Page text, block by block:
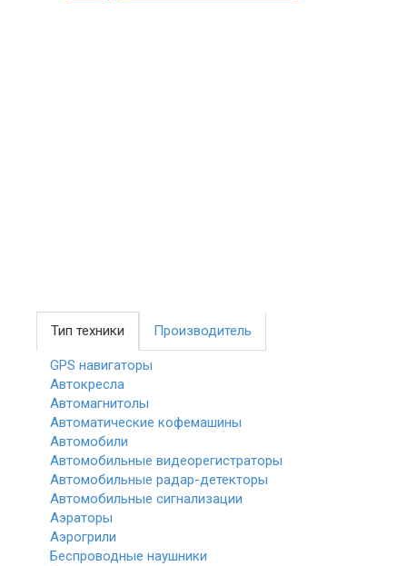
Тип техники Производитель
GPS навигаторы
Автокресла
Автомагнитолы
Автоматические кофемашины
Автомобили
Автомобильные видеорегистраторы
Автомобильные радар-детекторы
Автомобильные сигнализации
Аэраторы
Аэрогрили
Беспроводные наушники